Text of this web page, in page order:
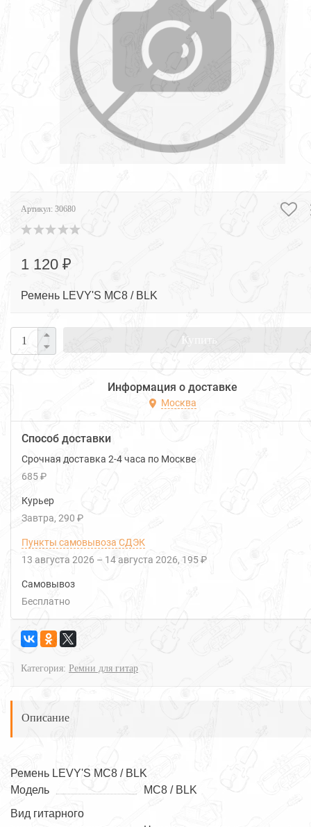
Артикул: 30680
1 120 ₽
Ремень LEVY'S MC8 / BLK
Купить
Информация о доставке
Москва
Способ доставки
Срочная доставка 2-4 часа по Москве
685 ₽
Курьер
Завтра 290 ₽
Пункты самовывоза СДЭК
13 августа 2026 – 14 августа 2026 195 ₽
Самовывоз
Бесплатно
Категория: Ремни для гитар
Описание
Ремень LEVY'S MC8 / BLK
Модель
MC8 / BLK
Вид гитарного